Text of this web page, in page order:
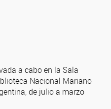
a cabo en la Sala
Nacional Mariano
de julio a marzo